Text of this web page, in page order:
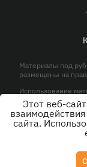
Материалы под
размещены на
Использование
активной
© ООО «ЮЛАВ
Этот веб-
сайта.